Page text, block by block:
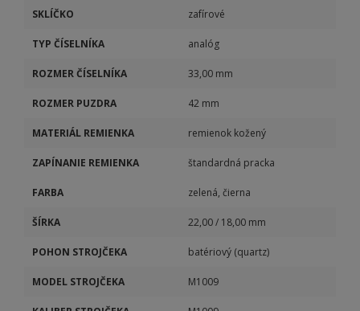
SKLÍČKO zafírové
TYP ČÍSELNÍKA analóg
ROZMER ČÍSELNÍKA 33,00 mm
ROZMER PUZDRA 42 mm
MATERIÁL REMIENKA remienok kožený
ZAPÍNANIE REMIENKA štandardná pracka
FARBA zelená, čierna
ŠÍRKA 22,00 / 18,00 mm
POHON STROJČEKA batériový (quartz)
MODEL STROJČEKA M1009